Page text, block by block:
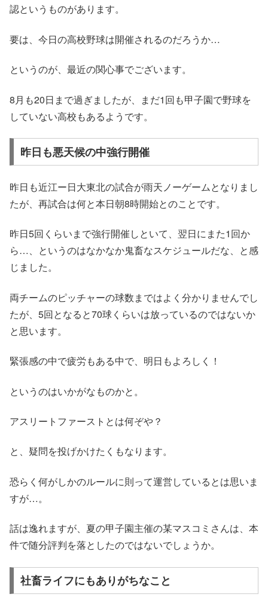
認というものがあります。
要は、今日の高校野球は開催されるのだろうか…
というのが、最近の関心事でございます。
8月も20日まで過ぎましたが、まだ1回も甲子園で野球を
していない高校もあるようです。
昨日も悪天候の中強行開催
昨日も近江ー日大東北の試合が雨天ノーゲームとなりまし
たが、再試合は何と本日朝8時開始とのことです。
昨日5回くらいまで強行開催しといて、翌日にまた1回か
ら…、というのはなかなか鬼畜なスケジュールだな、と感
じました。
両チームのピッチャーの球数まではよく分かりませんでし
たが、5回となると70球くらいは放っているのではないか
と思います。
緊張感の中で疲労もある中で、明日もよろしく！
というのはいかがなものかと。
アスリートファーストとは何ぞや？
と、疑問を投げかけたくもなります。
恐らく何がしかのルールに則って運営しているとは思いま
すが…。
話は逸れますが、夏の甲子園主催の某マスコミさんは、本
件で随分評判を落としたのではないでしょうか。
社畜ライフにもありがちなこと